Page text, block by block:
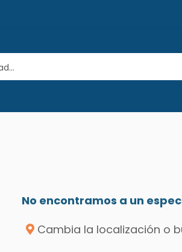
No encontramos a un
Cambia la localización o